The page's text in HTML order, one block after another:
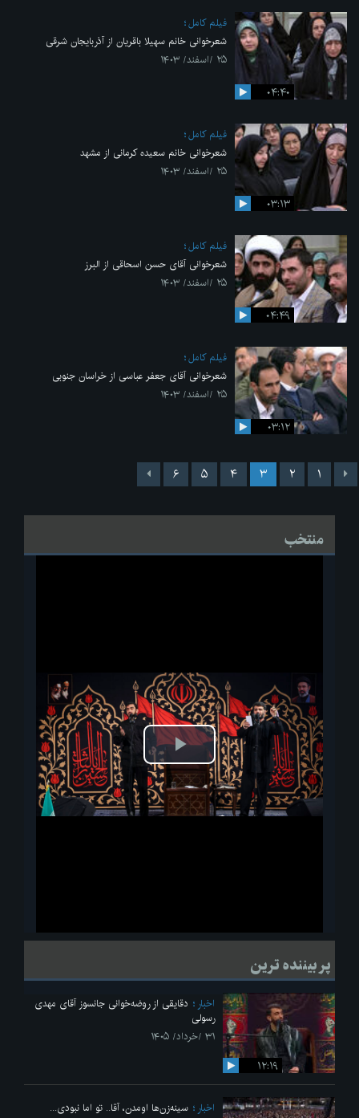
۰۴:۴۰
فیلم کامل
شعرخوانی خانم سهیلا باقریان از آذربایجان شرقی
۲۵ /اسفند/ ۱۴۰۳
۰۳:۱۳
فیلم کامل
شعرخوانی خانم سعیده کرمانی از مشهد
۲۵ /اسفند/ ۱۴۰۳
۰۴:۴۹
فیلم کامل
شعرخوانی ‌آقای حسن اسحاقی از البرز
۲۵ /اسفند/ ۱۴۰۳
۰۳:۱۲
فیلم کامل
شعرخوانی آقای جعفر عباسی از خراسان جنوبی
۲۵ /اسفند/ ۱۴۰۳
۱ ۲ ۳ ۴ ۵ ۶
منتخب
پخش
ویدیو
لحظاتی از قرائت زیارت اربعین امام حسین(ع) در مراسم عزاداری هیئات
پر بیننده ترین
۱۲:۱۹
اخبار
دقایقی از روضه‌خوانی جانسوز آقای مهدی
رسولی
۳۱ /خرداد/ ۱۴۰۵
اخبار
سینه‌زن‌ها اومدن،‌ آقا.. تو اما نبودی...